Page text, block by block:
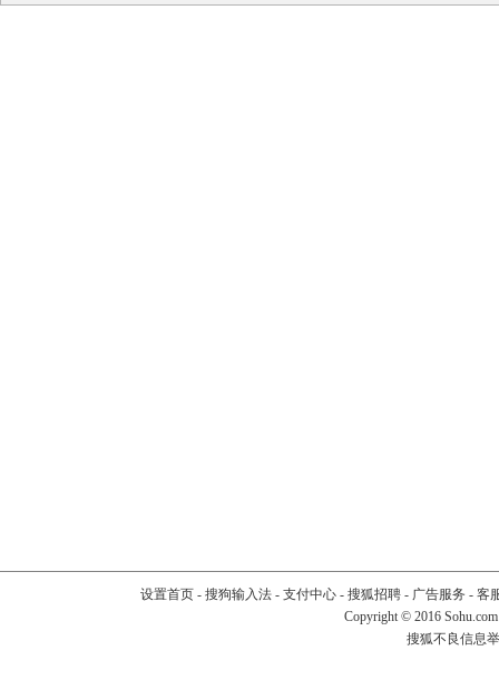
设置首页- 搜狗输入法- 支付中心- 搜狐招聘- 广告服务 - 客
Copyright © 2016
搜狐不良信息